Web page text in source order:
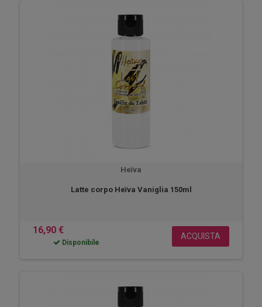
Heïva
Latte corpo Heïva Vaniglia 150ml
16,90 €
Disponibile
ACQUISTA